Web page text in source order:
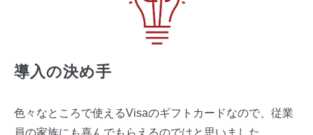
導入の決め手
色々なところで使えるVisaのギフトカードなので、従業